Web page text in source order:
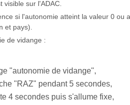
visible sur l'ADAC.
si l'autonomie atteint la valeur 0 ou
et pays).
de vidange :
"autonomie de vidange",
"RAZ" pendant 5 secondes,
4 secondes puis s'allume fixe,